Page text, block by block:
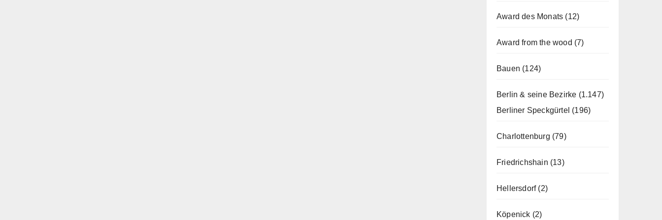
Award des Monats (12)
Award from the wood (7)
Bauen (124)
Berlin & seine Bezirke (1.147)
Berliner Speckgürtel (196)
Charlottenburg (79)
Friedrichshain (13)
Hellersdorf(2)
Köpenick (2)